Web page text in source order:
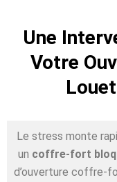
Une
Votre
Le stress monte
un coffre-fort
d’ouverture coffre-